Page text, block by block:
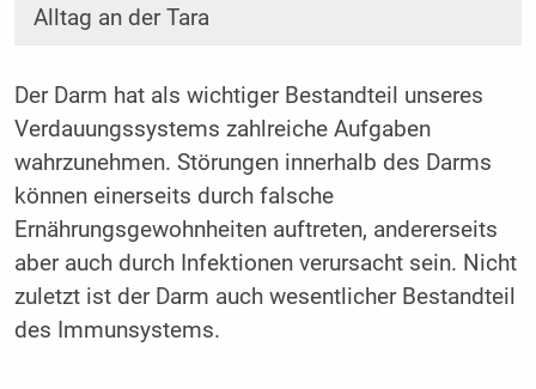
Alltag an der Tara
Der Darm hat als wichtiger Bestandteil unseres
Verdauungssystems zahlreiche Aufgaben
wahrzunehmen. Störungen innerhalb des Darms
können einerseits durch falsche
Ernährungsgewohnheiten auftreten, andererseits
aber auch durch Infektionen verursacht sein. Nicht
zuletzt ist der Darm auch wesentlicher Bestandteil
des Immunsystems.